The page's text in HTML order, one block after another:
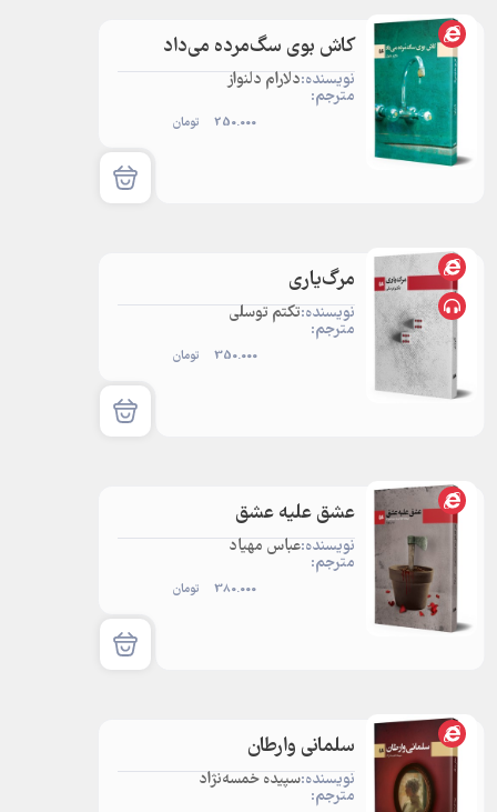
کاش بوی سگ‌مرده می‌داد
نویسنده:دلارام دلنواز
مترجم:
250.000 تومان
مرگ‌یاری
نویسنده:تکتم توسلی
مترجم:
350.000 تومان
عشق علیه عشق
نویسنده:عباس مهیاد
مترجم:
380.000 تومان
سلمانی وارطان
نویسنده:سپیده خمسه‌نژاد
مترجم: